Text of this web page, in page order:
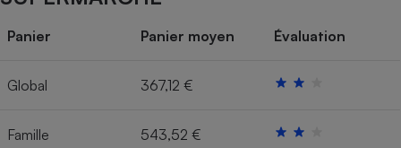
Panier Panier moyen Évaluation
Global 367,12 €
Famille 543,52 € Robot ménager